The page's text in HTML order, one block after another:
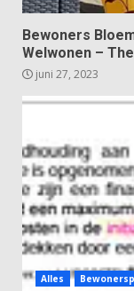
Bewoners
Welwonen –
juni 27, 2023
Alles